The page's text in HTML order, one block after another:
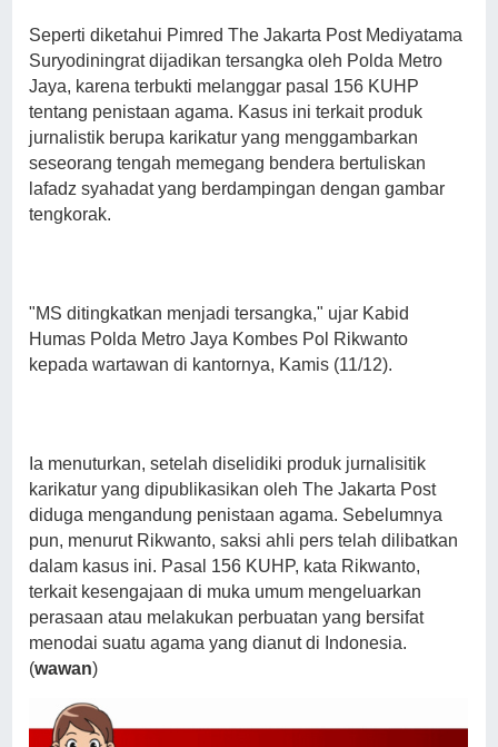
Seperti diketahui Pimred The Jakarta Post Mediyatama
Suryodiningrat dijadikan tersangka oleh Polda Metro
Jaya, karena terbukti melanggar pasal 156 KUHP
tentang penistaan agama. Kasus ini terkait produk
jurnalistik berupa karikatur yang menggambarkan
seseorang tengah memegang bendera bertuliskan
lafadz syahadat yang berdampingan dengan gambar
tengkorak.
"MS ditingkatkan menjadi tersangka," ujar Kabid
Humas Polda Metro Jaya Kombes Pol Rikwanto
kepada wartawan di kantornya, Kamis (11/12).
Ia menuturkan, setelah diselidiki produk jurnalisitik
karikatur yang dipublikasikan oleh The Jakarta Post
diduga mengandung penistaan agama. Sebelumnya
pun, menurut Rikwanto, saksi ahli pers telah dilibatkan
dalam kasus ini. Pasal 156 KUHP, kata Rikwanto,
terkait kesengajaan di muka umum mengeluarkan
perasaan atau melakukan perbuatan yang bersifat
menodai suatu agama yang dianut di Indonesia.
(wawan)